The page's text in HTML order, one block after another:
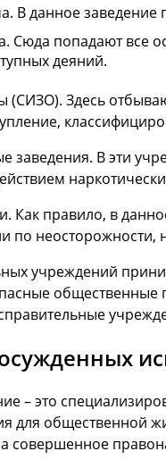
В данное
Сюда попадают все
деяний.
(СИЗО). Здесь
заведения. В эти
Как правило, в
по
учреждений
– это
для общественной
совершенное